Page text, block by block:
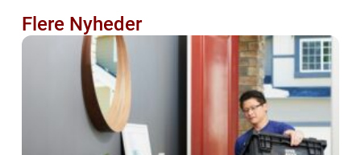
Flere Nyheder